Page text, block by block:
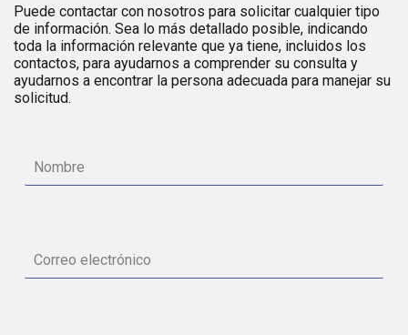
Puede contactar con nosotros para solicitar cualquier tipo
de información. Sea lo más detallado posible, indicando
toda la información relevante que ya tiene, incluidos los
contactos, para ayudarnos a comprender su consulta y
ayudarnos a encontrar la persona adecuada para manejar su
solicitud.